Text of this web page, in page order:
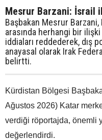
Mesrur Barzani: İsrail
Başbakan Mesrur
arasında herhangi bir
iddiaları reddederek, dış
anayasal olarak Irak
belirtti.
Kürdistan Bölgesi
Ağustos 2026) Katar
verdiği röportajda, önemli
değerlendirdi.